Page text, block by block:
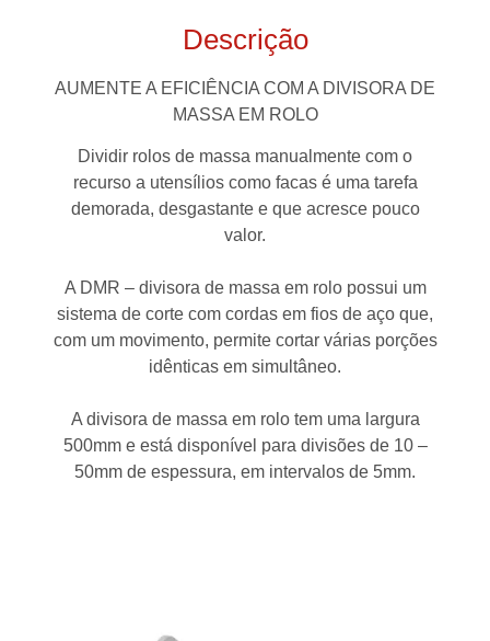
Descrição
AUMENTE A EFICIÊNCIA COM A DIVISORA DE
MASSA EM ROLO
Dividir rolos de massa manualmente com o
recurso a utensílios como facas é uma tarefa
demorada, desgastante e que acresce pouco
valor.
A DMR – divisora de massa em rolo possui um
sistema de corte com cordas em fios de aço que,
com um movimento, permite cortar várias porções
idênticas em simultâneo.
A divisora de massa em rolo tem uma largura
500mm e está disponível para divisões de 10 –
50mm de espessura, em intervalos de 5mm.